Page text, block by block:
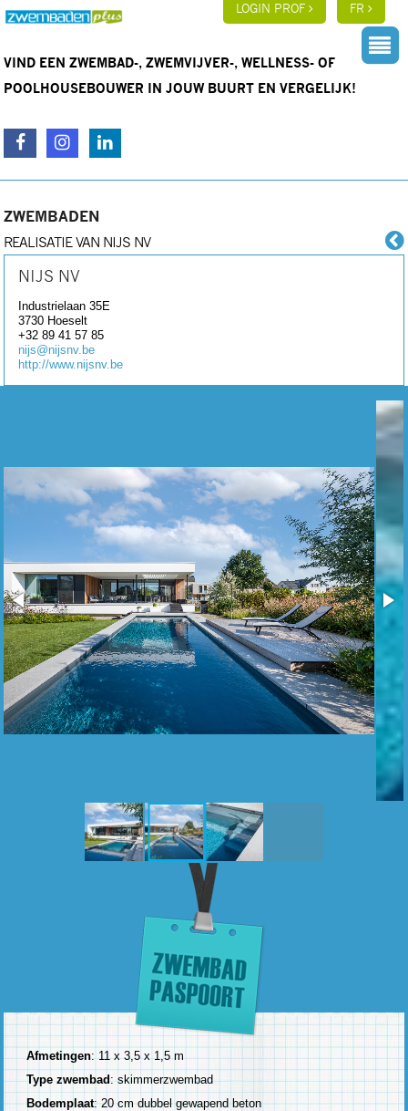
LOGIN PROF FR
VIND EEN ZWEMBAD-, ZWEMVIJVER-, WELLNESS- OF
POOLHOUSEBOUWER IN JOUW BUURT EN VERGELIJK!
ZWEMBADEN
REALISATIE VAN NIJS NV
NIJS NV
Industrielaan 35E
3730 Hoeselt
+32 89 41 57 85
nijs@nijsnv.be
http://www.nijsnv.be
Afmetingen: 11 x 3,5 x 1,5 m
Type zwembad: skimmerzwembad
Bodemplaat: 20 cm dubbel gewapend beton